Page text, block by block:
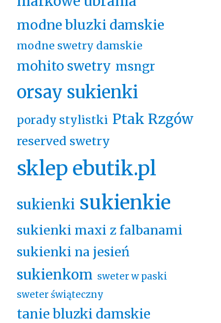
modne bluzki damskie
modne swetry damskie
mohito swetry msngr
orsay sukienki
porady stylistki Ptak Rzgów
reserved swetry
sklep ebutik.pl
sukienki sukienkie
sukienki maxi z falbanami
sukienki na jesień
sukienkom sweter w paski
sweter świąteczny
tanie bluzki damskie